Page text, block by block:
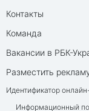
Контакты
Команда
Вакансии в РБК-
Разместить
Идентификатор
Информационный